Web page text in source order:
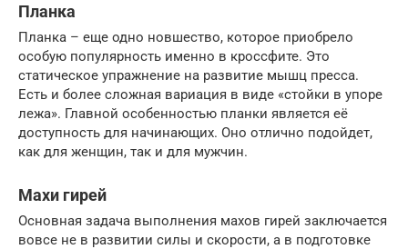
Планка
Планка – еще одно новшество, которое приобрело
особую популярность именно в кроссфите. Это
статическое упражнение на развитие мышц пресса.
Есть и более сложная вариация в виде «стойки в упоре
лежа». Главной особенностью планки является её
доступность для начинающих. Оно отлично подойдет,
как для женщин, так и для мужчин.
Махи гирей
Основная задача выполнения махов гирей заключается
вовсе не в развитии силы и скорости, а в подготовке